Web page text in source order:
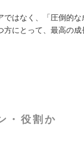
ではなく、「圧倒的
方にとって、最高の成
・役割か